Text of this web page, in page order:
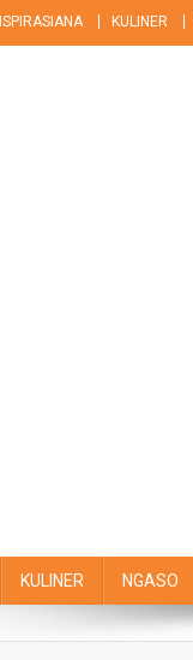
KULINER
KULINER NGASO